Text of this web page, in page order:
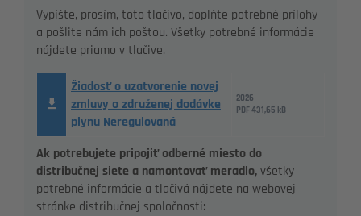
Vypíšte, prosím, toto tlačivo, doplňte potrebné prílohy
a pošlite nám ich poštou. Všetky potrebné informácie
nájdete priamo v tlačive.
Žiadosť o uzatvorenie novej
zmluvy o združenej dodávke
plynu Neregulovaná
2026
PDF431,65 kB
Ak potrebujete pripojiť odberné miesto do
distribučnej siete a namontovať meradlo,všetky
potrebné informácie a tlačivá nájdete na webovej
stránke distribučnej spoločnosti: